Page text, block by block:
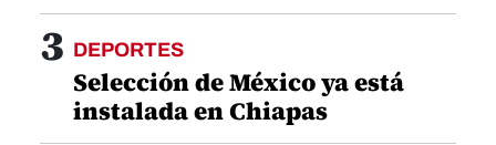
3 DEPORTES
Selección de México ya está
instalada en Chiapas